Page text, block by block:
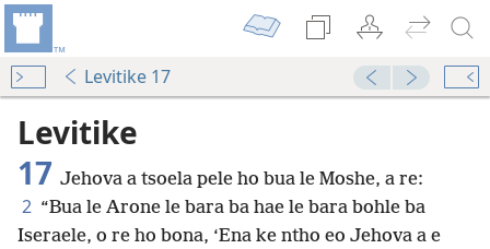
Levitike 17
Levitike
17 Jehova a tsoela pele ho bua le Moshe, a re:
2 “Bua le Arone le bara ba hae le bara bohle ba
Iseraele, o re ho bona, ‘Ena ke ntho eo Jehova a e